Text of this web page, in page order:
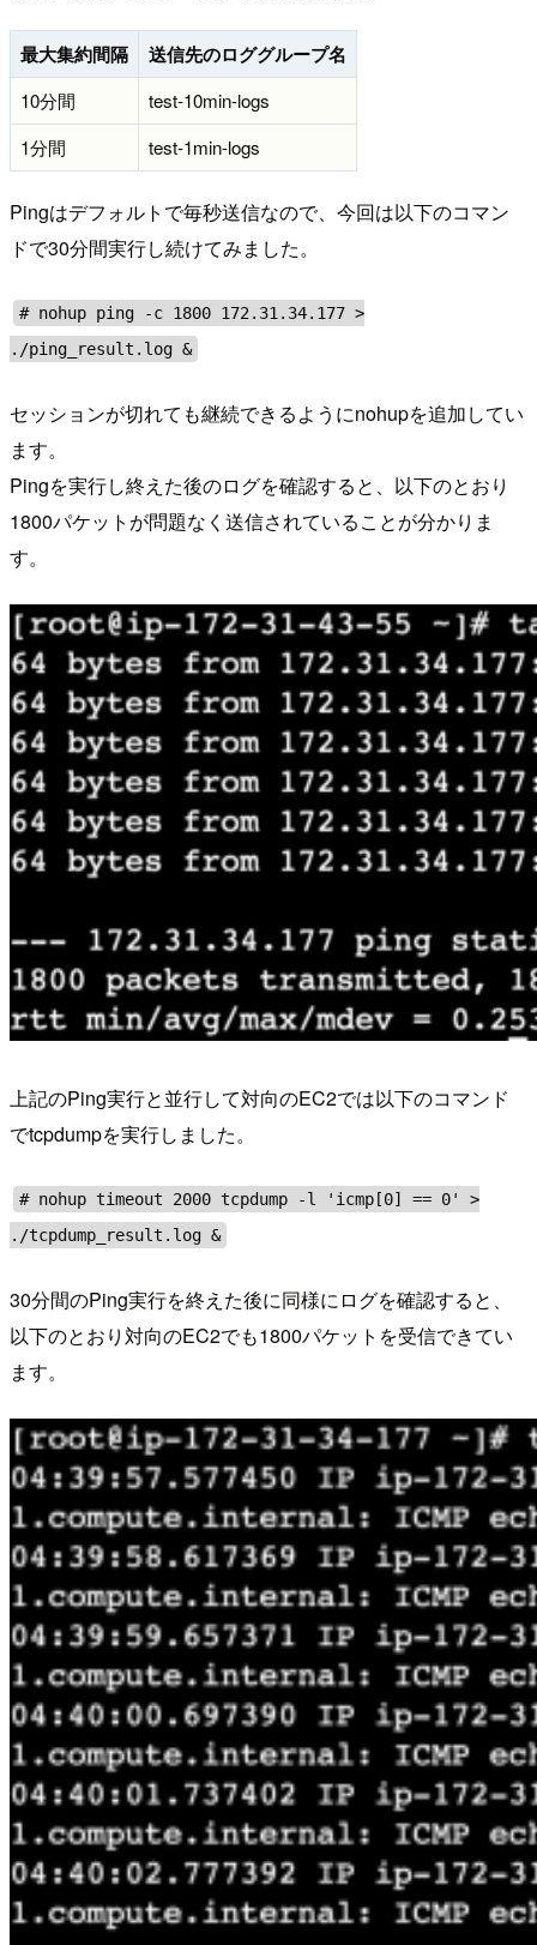
最大集約間隔 送信先のロググループ名
10分間
test-10min-logs
1分間
test-1min-logs
Pingはデフォルトで毎秒送信なので、今回は以下のコマン
ドで30分間実行し続けてみました。
# nohup ping -c 1800 172.31.34.177 >
./ping_result.log &
セッションが切れても継続できるようにnohupを追加してい
ます。
Pingを実行し終えた後のログを確認すると、以下のとおり
1800パケットが問題なく送信されていることが分かりま
す。
上記のPing実行と並行して対向のEC2では以下のコマンド
でtcpdumpを実行しました。
# nohup timeout 2000 tcpdump -l 'icmp[0] == 0' >
./tcpdump_result.log &
30分間のPing実行を終えた後に同様にログを確認すると、
以下のとおり対向のEC2でも1800パケットを受信できてい
ます。